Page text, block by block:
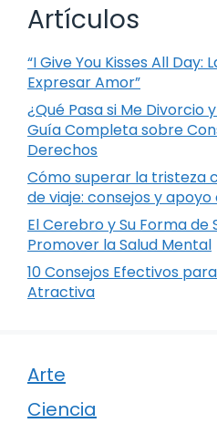
Artículos
“I Give You Kisses All Day:
Expresar Amor”
¿Qué Pasa si Me Divorcio
Guía Completa sobre
Derechos
Cómo superar la tristeza
de viaje: consejos y
El Cerebro y Su Forma
Promover la Salud Mental
10 Consejos Efectivos
Atractiva
Arte
Ciencia